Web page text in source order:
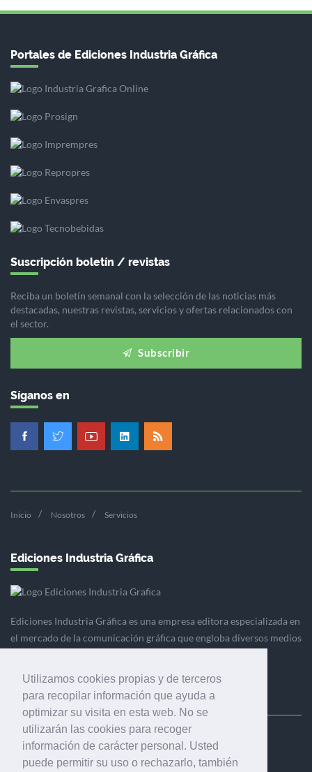
Utilizamos cookies propias y de terceros
para recopilar información que ayuda a
optimizar su visita en esta web. No se
utilizarán las cookies para recoger
información de carácter personal. Usted
puede permitir su uso o rechazarlo, también
Portales de Ediciones Industria Gráfica
Suscripción boletín / revistas
Reciba un boletín semanal con la selección de las noticias más
destacadas, nuestras revistas, servicios y ofertas relacionados con
el sector.
Subscribir
Síganos en
Inicio Nosotros Servicios
Ediciones Industria Gráfica
Ediciones Industria Gráfica es una empresa editora especializada en
el mercado de la comunicación gráfica que engloba diversos medios
Ediciones Industria Gráfica, S.C.P.
Calle Fluvià 257, bajos, 08020 Barcelona (España)